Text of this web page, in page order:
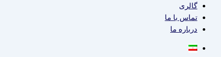
گالری
تماس با ما
درباره ما